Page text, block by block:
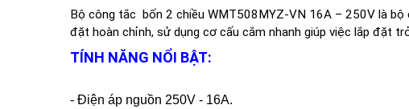
Bộ công tắc bốn 2 chiều WMT508MYZ-VN 16A – 250V là
đặt hoàn chỉnh, sử dụng cơ cấu cắm nhanh giúp việc lắp đặt
TÍNH NĂNG NỔI BẬT:
- Điện áp nguồn 250V - 16A.